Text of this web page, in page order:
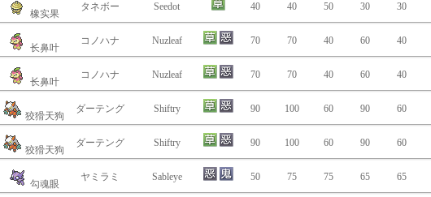
橡实果
タネボー Seedot 40 40 50 30 30
长鼻叶
コノハナ Nuzleaf 70 70 40 60 40
长鼻叶
コノハナ Nuzleaf 70 70 40 60 40
狡猾天狗
ダーテング Shiftry 90 100 60 90 60
狡猾天狗
ダーテング Shiftry 90 100 60 90 60
勾魂眼
ヤミラミ Sableye 50 75 75 65 65